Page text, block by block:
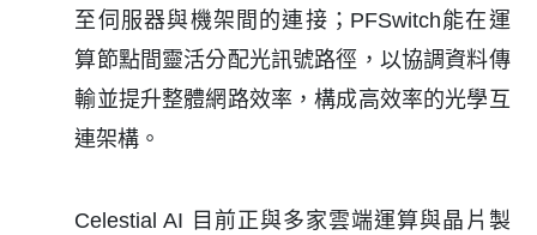
至伺服器與機架間的連接；PFSwitch能在運
算節點間靈活分配光訊號路徑，以協調資料傳
輸並提升整體網路效率，構成高效率的光學互
連架構。
Celestial AI 目前正與多家雲端運算與晶片製